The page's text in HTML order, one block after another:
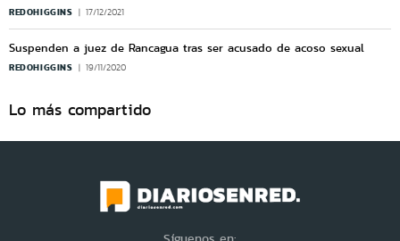
REDOHIGGINS 17/12/2021
Suspenden a juez de Rancagua tras ser acusado de acoso sexual
REDOHIGGINS 19/11/2020
Lo más compartido